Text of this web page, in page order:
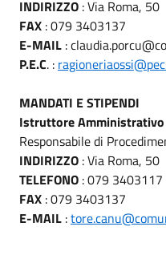
INDIRIZZO : Via Roma, 50
FAX : 079 3403137
E-MAIL :
P.E.C. :
MANDATI E STIPENDI
Istruttore Amministrativo
Responsabile di
INDIRIZZO : Via Roma, 50
TELEFONO : 079 3403117
FAX : 079 3403137
E-MAIL :